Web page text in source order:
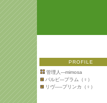
PROFILE
管理人---mimosa
バルビ---プラム（♀）
リヴ-----プリンカ（♀）